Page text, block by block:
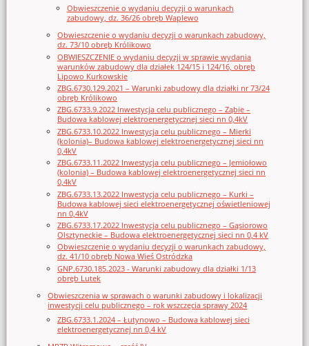
Obwieszczenie o wydaniu decyzji o warunkach
zabudowy, dz. 36/26 obręb Waplewo
Obwieszczenie o wydaniu decyzji o warunkach zabudowy,
dz. 73/10 obręb Królikowo
OBWIESZCZENIE o wydaniu decyzji w sprawie wydania
warunków zabudowy dla działek 124/15 i 124/16, obręb
Lipowo Kurkowskie
ZBG.6730.129.2021 – Warunki zabudowy dla działki nr 73/24
obręb Królikowo
ZBG.6733.9.2022 Inwestycja celu publicznego – Ząbie –
Budowa kablowej elektroenergetycznej sieci nn 0,4kV
ZBG.6733.10.2022 Inwestycja celu publicznego – Mierki
(kolonia)– Budowa kablowej elektroenergetycznej sieci nn
0,4kV
ZBG.6733.11.2022 Inwestycja celu publicznego – Jemiołowo
(kolonia) – Budowa kablowej elektroenergetycznej sieci nn
0,4kV
ZBG.6733.13.2022 Inwestycja celu publicznego – Kurki –
Budowa kablowej sieci elektroenergetycznej oświetleniowej
nn 0,4kV
ZBG.6733.17.2022 Inwestycja celu publicznego – Gąsiorowo
Olsztyneckie – Budowa elektroenergetycznej sieci nn 0,4 kV
Obwieszczenie o wydaniu decyzji o warunkach zabudowy,
dz. 41/10 obręb Nowa Wieś Ostródzka
GNP.6730.185.2023 - Warunki zabudowy dla działki 1/13
obręb Lutek
Obwieszczenia w sprawach o warunki zabudowy i lokalizacji
inwestycji celu publicznego – rok wszczęcia sprawy 2024
ZBG.6733.1.2024 – Łutynowo – Budowa kablowej sieci
elektroenergetycznej nn 0,4 kV